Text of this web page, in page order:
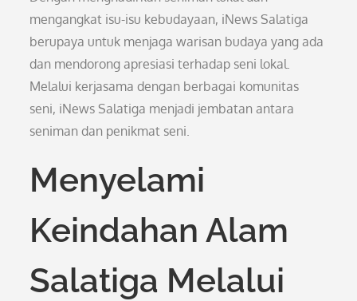
mengangkat isu-isu kebudayaan, iNews Salatiga
berupaya untuk menjaga warisan budaya yang ada
dan mendorong apresiasi terhadap seni lokal.
Melalui kerjasama dengan berbagai komunitas
seni, iNews Salatiga menjadi jembatan antara
seniman dan penikmat seni.
Menyelami
Keindahan Alam
Salatiga Melalui